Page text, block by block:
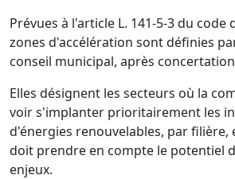
Prévues à l'article L. 141-5-3 du code
zones d'accélération sont définies
conseil municipal, après
Elles désignent les secteurs où la
voir s'implanter prioritairement les
d'énergies renouvelables, par
doit prendre en compte le potentiel
enjeux.